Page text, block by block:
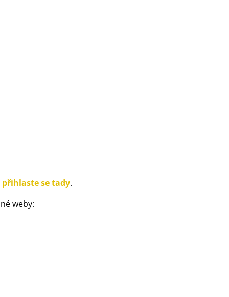
přihlaste se tady.
weby: